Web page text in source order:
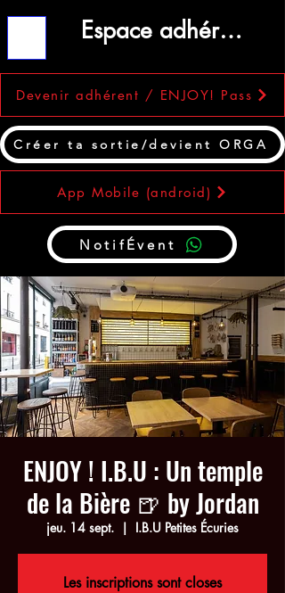
Devenir adhérent / ENJOY! Pass
Créer ta sortie/devient ORGA
Espace adhérent
NotifÉvent
App Mobile (android)
ENJOY ! I.B.U : Un temple
de la Bière 🍺 by Jordan
jeu. 14 sept.
  |
I.B.U Petites Écuries
Les inscriptions sont closes